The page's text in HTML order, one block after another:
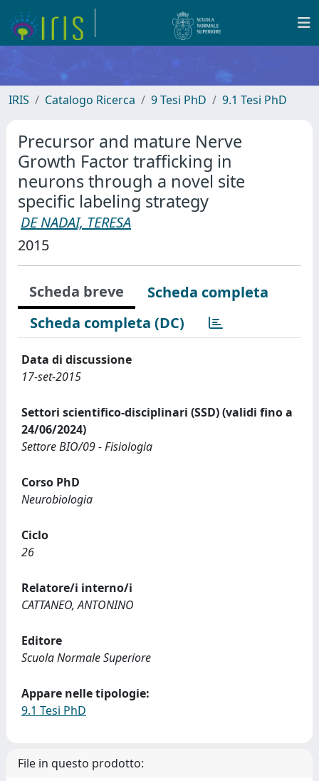
IRIS Catalogo Ricerca 9 Tesi PhD 9.1 Tesi PhD
Precursor and mature Nerve
Growth Factor trafficking in
neurons through a novel site
specific labeling strategy
DE NADAI, TERESA
2015
Scheda breve
Scheda completa
Scheda completa (DC)
Data di discussione
17-set-2015
Settori scientifico-disciplinari (SSD) (validi fino a
24/06/2024)
Settore BIO/09 - Fisiologia
Corso PhD
Neurobiologia
Ciclo
26
Relatore/i interno/i
CATTANEO, ANTONINO
Editore
Scuola Normale Superiore
Appare nelle tipologie:
9.1 Tesi PhD
File in questo prodotto: